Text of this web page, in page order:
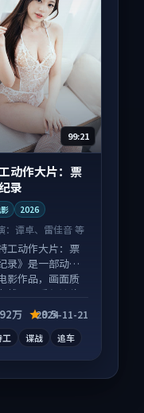
99:21
动作大片：票
录
2026
：谭卓、雷佳音 等
工动作大片：票
录》是一部动作
影作品，画面质
线，配乐与镜头
度高。
92万 9.5
2024-11-21
工 谍战 追车